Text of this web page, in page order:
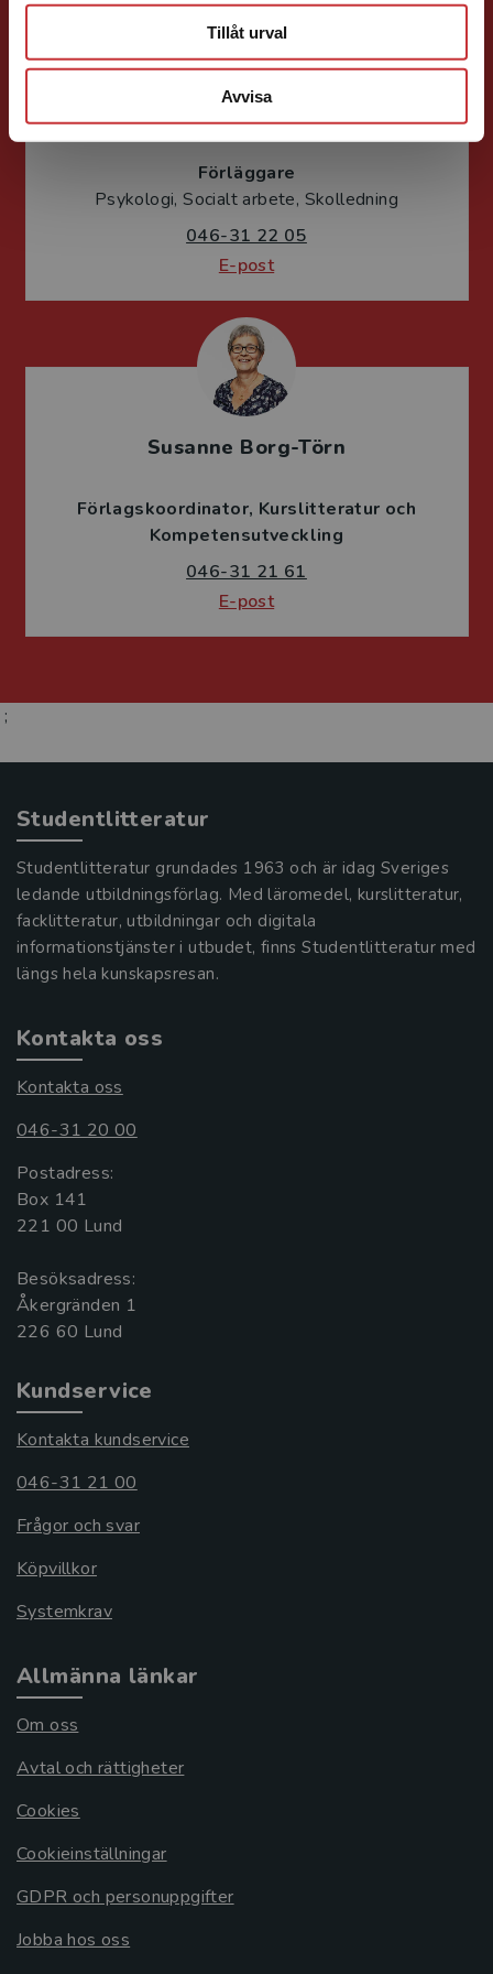
Tillåt urval
Avvisa
Susanna Magnusson
Förläggare
Psykologi, Socialt arbete, Skolledning
046-31 22 05
E-post
Susanne Borg-Törn
Förlagskoordinator Kurslitteratur och
Kompetensutveckling
046-31 21 61
E-post
;
Studentlitteratur
Studentlitteratur grundades 1963 och är idag Sveriges
ledande utbildningsförlag. Med läromedel, kurslitteratur,
facklitteratur, utbildningar och digitala
informationstjänster i utbudet, finns Studentlitteratur med
längs hela kunskapsresan.
Kontakta oss
Kontakta oss
046-31 20 00
Postadress:
Box 141
221 00 Lund
Besöksadress:
Åkergränden 1
Kundservice
Kontakta kundservice
046-31 21 00
Frågor och svar
Köpvillkor
Systemkrav
Allmänna länkar
Om oss
Avtal och rättigheter
Cookies
Cookieinställningar
GDPR och personuppgifter
Jobba hos oss